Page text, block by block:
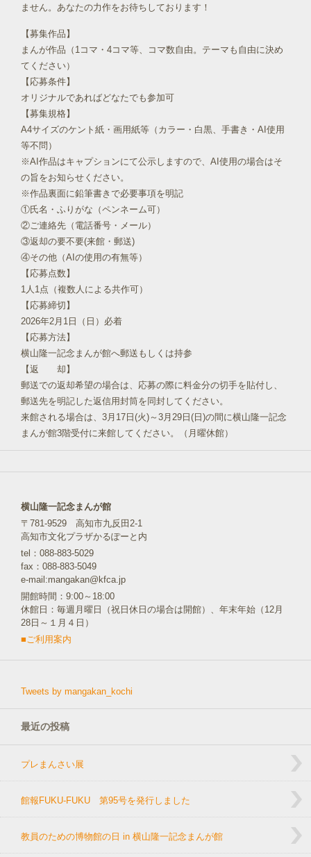
ません。あなたの力作をお待ちしております！
【募集作品】
まんが作品（1コマ・4コマ等、コマ数自由。テーマも自由に決め
てください）
【応募条件】
オリジナルであればどなたでも参加可
【募集規格】
A4サイズのケント紙・画用紙等（カラー・白黒、手書き・AI使用
等不問）
※AI作品はキャプションにて公示しますので、AI使用の場合はそ
の旨をお知らせください。
※作品裏面に鉛筆書きで必要事項を明記
①氏名・ふりがな（ペンネーム可）
②ご連絡先（電話番号・メール）
③返却の要不要(来館・郵送)
④その他（AIの使用の有無等）
【応募点数】
1人1点（複数人による共作可）
【応募締切】
2026年2月1日（日）必着
【応募方法】
横山隆一記念まんが館へ郵送もしくは持参
【返 却】
郵送での返却希望の場合は、応募の際に料金分の切手を貼付し、
郵送先を明記した返信用封筒を同封してください。
来館される場合は、3月17日(火)～3月29日(日)の間に横山隆一記念
まんが館3階受付に来館してください。（月曜休館）
横山隆一記念まんが館
〒781-9529 高知市九反田2-1
高知市文化プラザかるぽーと内
tel：088-883-5029
fax：088-883-5049
e-mail:mangakan@kfca.jp
開館時間：9:00～18:00
休館日：毎週月曜日（祝日休日の場合は開館）、年末年始（12月
28日～１月４日）
■ご利用案内
Tweets by mangakan_kochi
最近の投稿
プレまんさい展
館報FUKU-FUKU 第95号を発行しました
教員のための博物館の日 in 横山隆一記念まんが館